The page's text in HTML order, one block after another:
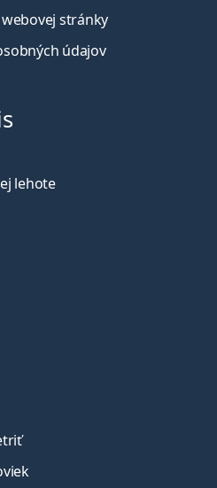
stránky
údajov
lehote